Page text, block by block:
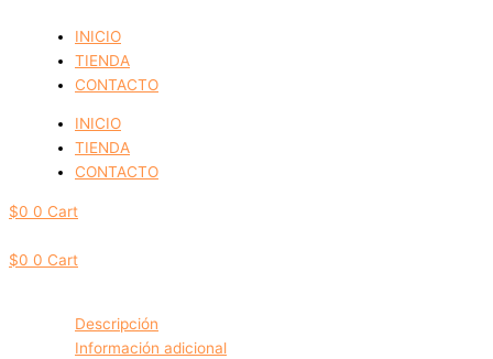
INICIO
TIENDA
CONTACTO
INICIO
TIENDA
CONTACTO
$0 0 Cart
$0 0 Cart
Descripción
Información adicional